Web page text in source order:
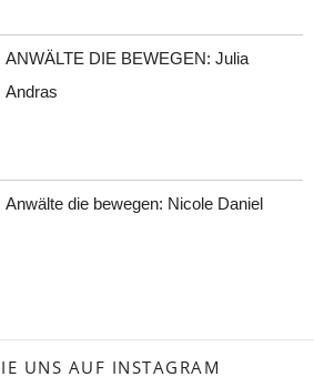
ANWÄLTE DIE BEWEGEN: Julia
Andras
Anwälte die bewegen: Nicole Daniel
UNS AUF INSTAGRAM